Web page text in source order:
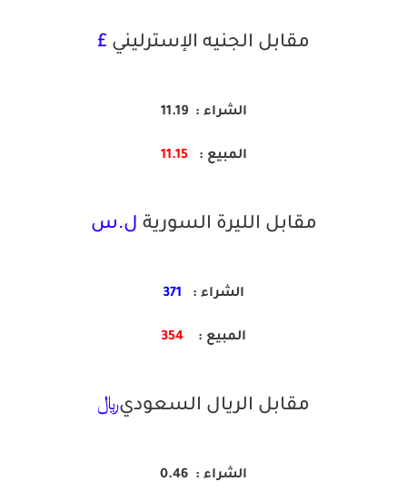
مقابل الجنيه الإسترليني £
الشراء : 11.19
المبيع :
11.15
مقابل الليرة السورية ل.س
الشراء :
المبيع :
مقابل الريال السعودي﷼
الشراء : 0.46